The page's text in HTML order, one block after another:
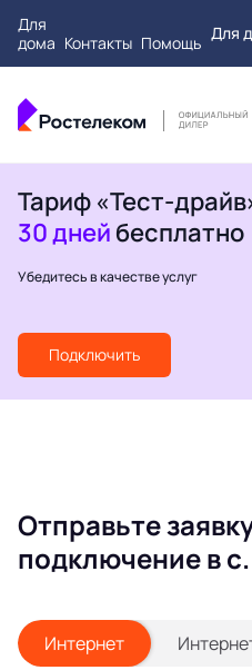
Для
дома Контакты Помощь Для
Тариф «Тест-
30 дней бесплатно
Убедитесь в качестве услуг
Подключить
Отправьте
подключение в
Интернет